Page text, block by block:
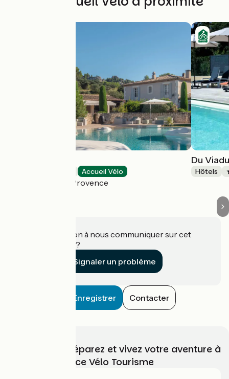
Accueil Vélo
Les Baux-de-Provence
Du
Hôtels
Une information à nous communiquer sur cet
établissement ?
Signaler un problème
Enregistrer Contacter
Choisissez, préparez et vivez votre aventure à
vélo avec France Vélo Tourisme